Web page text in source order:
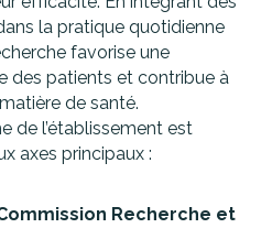
la pratique quotidienne
favorise une
des patients et contribue à
de santé.
de l’établissement est
axes principaux :
Recherche et